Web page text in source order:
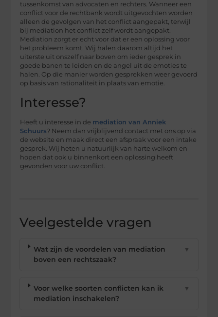
tussenkomst van advocaten en rechters. Wanneer een
conflict voor de rechtbank wordt uitgevochten worden
alleen de gevolgen van het conflict aangepakt, terwijl
bij mediation het conflict zelf wordt aangepakt.
Mediation zorgt er echt voor dat er een oplossing voor
het probleem komt. Wij halen daarom altijd het
uiterste uit onszelf naar boven om ieder gesprek in
goede banen te leiden en de angel uit de emoties te
halen. Op die manier worden gesprekken weer gevoerd
op basis van rationaliteit in plaats van emotie.
Interesse?
Heeft u interesse in de mediation van Anniek
Schuurs? Neem dan vrijblijvend contact met ons op via
de website en maak direct een afspraak voor een intake
gesprek. Wij heten u natuurlijk van harte welkom en
hopen dat ook u binnenkort een oplossing heeft
gevonden voor uw conflict.
Veelgestelde vragen
Wat zijn de voordelen van mediation
boven een rechtszaak?
▼
Voor welke soorten conflicten kan ik
mediation inschakelen?
▼